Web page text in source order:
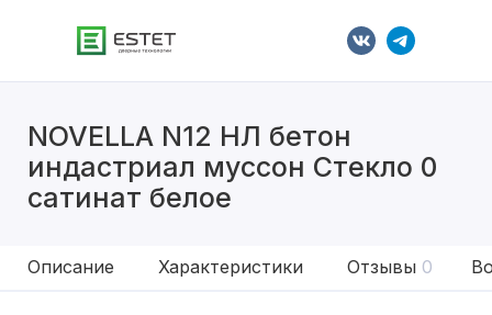
NOVELLA N12 НЛ бетон
индастриал муссон Стекло 0
сатинат белое
Описание Характеристики Отзывы 0